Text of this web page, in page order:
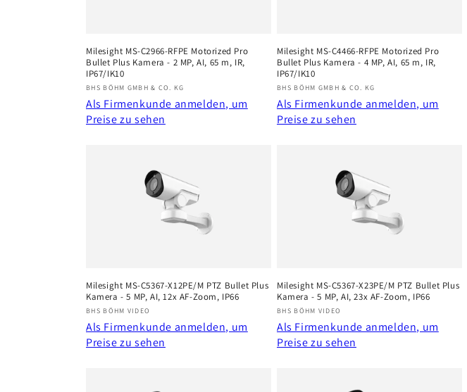
r
i
e
Milesight MS-C2966-RFPE Motorized Pro
Bullet Plus Kamera - 2 MP, AI, 65 m, IR,
IP67/IK10
Anbieter:
BHS BÖHM GMBH & CO. KG
Als Firmenkunde anmelden, um
Preise zu sehen
Milesight MS-C4466-RFPE Motorized Pro
Bullet Plus Kamera - 4 MP, AI, 65 m, IR,
IP67/IK10
Anbieter:
BHS BÖHM GMBH & CO. KG
Als Firmenkunde anmelden, um
Preise zu sehen
Milesight MS-C5367-X12PE/M PTZ Bullet Plus
Kamera - 5 MP, AI, 12x AF-Zoom, IP66
Anbieter:
BHS BÖHM VIDEO
Als Firmenkunde anmelden, um
Preise zu sehen
Milesight MS-C5367-X23PE/M PTZ Bullet Plus
Kamera - 5 MP, AI, 23x AF-Zoom, IP66
Anbieter:
BHS BÖHM VIDEO
Als Firmenkunde anmelden, um
Preise zu sehen